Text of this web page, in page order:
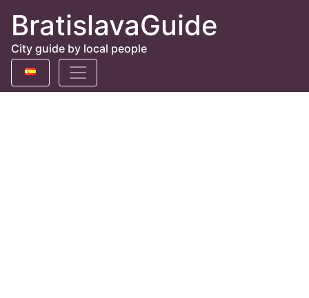
BratislavaGuide
City guide by local people